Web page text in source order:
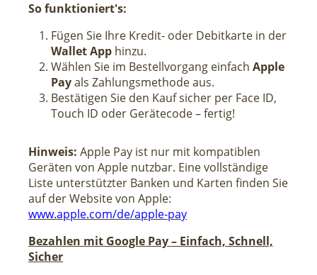
So funktioniert's:
Fügen Sie Ihre Kredit- oder Debitkarte in der
Wallet App hinzu.
Wählen Sie im Bestellvorgang einfach Apple
Payals Zahlungsmethode aus.
Bestätigen Sie den Kauf sicher per Face ID,
Touch ID oder Gerätecode – fertig!
Hinweis: Apple Pay ist nur mit kompatiblen
Geräten von Apple nutzbar. Eine vollständige
Liste unterstützter Banken und Karten finden Sie
auf der Website von Apple:
www.apple.com/de/apple-pay
Bezahlen mit Google Pay – Einfach, Schnell,
Sicher